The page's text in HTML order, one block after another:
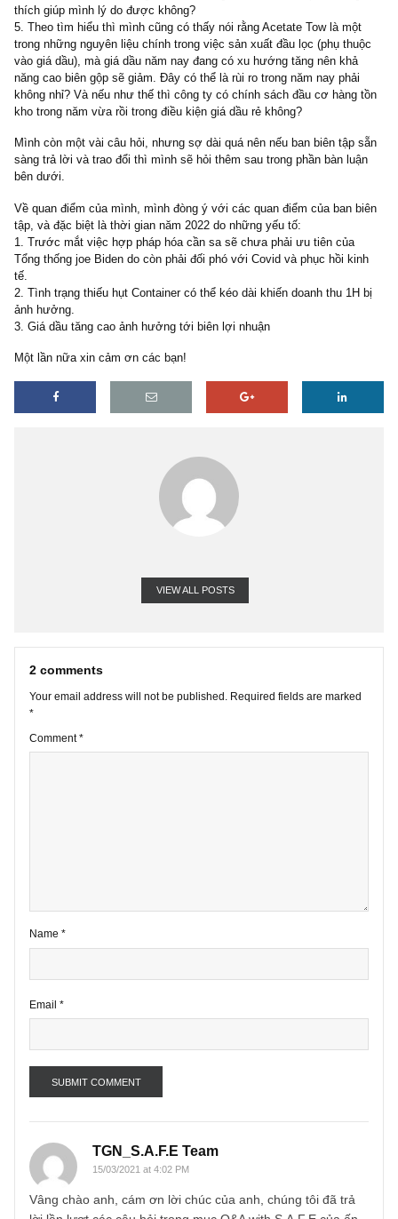
tổng doanh thu nói chung? Không biết đội ngũ biên tập có số liệu
back up cho luận điểm này không?
4.Trong năm vừa rồi, doanh thu mảng giấy sáp của công ty thậm
còn thấp hơn so với 2019, nên không thể nói là do nhu cầu tăng
việc đắc cử của Tổng thống Joe Biden được. Việc LNTT tăng
đến từ biên lợi nhuận tăng lên, mà không biết ban biên tập có thể
5. Theo tìm hiểu thì mình cũng có thấy nói rằng Acetate Tow là
trong những nguyên liệu chính trong việc sản xuất đầu lọc (phụ
vào giá dầu), mà giá dầu năm nay đang có xu hướng tăng nên khả
không nhỉ? Và nếu như thế thì công ty có chính sách đầu cơ
kho trong năm vừa rồi trong điều kiện giá dầu rẻ không?
Mình còn một vài câu hỏi, nhưng sợ dài quá nên nếu ban biên tập
sàng trả lời và trao đổi thì mình sẽ hỏi thêm sau trong phần bàn
bên dưới.
tập, và đặc biệt là thời gian năm 2022 do những yếu tố:
1. Trước mắt việc hợp pháp hóa cần sa sẽ chưa phải ưu tiên của
Tổng thống joe Biden do còn phải đối phó với Covid và phục hồi
tế.
3. Giá dầu tăng cao ảnh hưởng tới biên lợi nhuận
Một lần nữa xin cảm ơn các bạn!
Comment
Name*